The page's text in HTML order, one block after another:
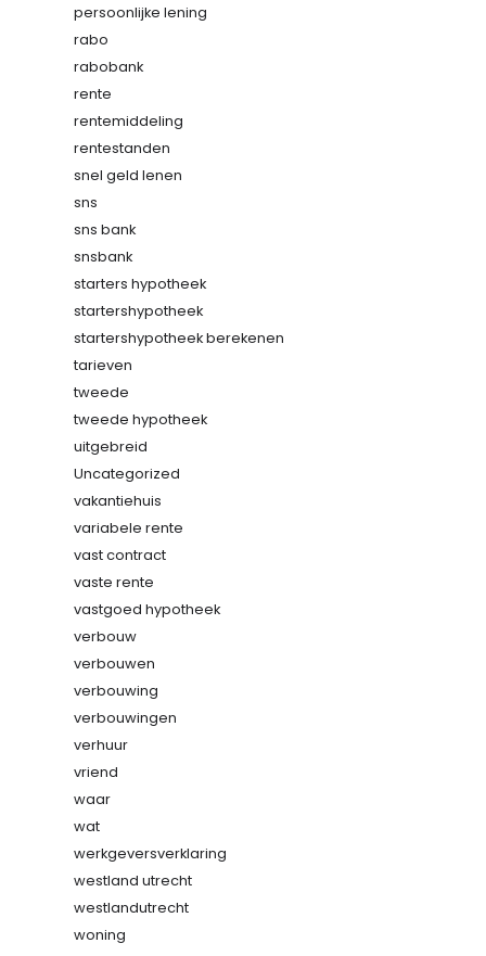
persoonlijke lening
rabo
rabobank
rente
rentemiddeling
rentestanden
snel geld lenen
sns
sns bank
snsbank
starters hypotheek
startershypotheek
startershypotheek berekenen
tarieven
tweede
tweede hypotheek
uitgebreid
Uncategorized
vakantiehuis
variabele rente
vast contract
vaste rente
vastgoed hypotheek
verbouw
verbouwen
verbouwing
verbouwingen
verhuur
vriend
waar
wat
werkgeversverklaring
westland utrecht
westlandutrecht
woning